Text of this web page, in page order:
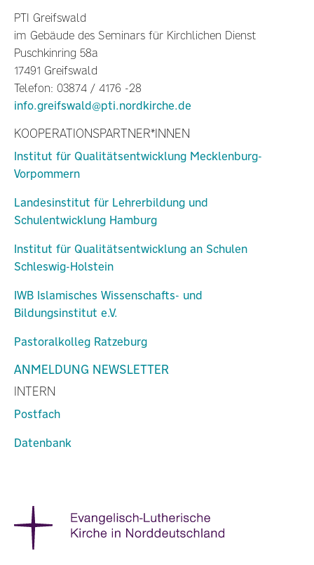
PTI Greifswald
im Gebäude des Seminars für Kirchlichen Dienst
Puschkinring 58a
17491 Greifswald
Telefon: 03874 / 4176 -28
info.greifswald@pti.nordkirche.de
KOOPERATIONSPARTNER*INNEN
Institut für Qualitätsentwicklung Mecklenburg-
Vorpommern
Landesinstitut für Lehrerbildung und
Schulentwicklung Hamburg
Institut für Qualitätsentwicklung an Schulen
Schleswig-Holstein
IWB Islamisches Wissenschafts- und
Bildungsinstitut e.V.
Pastoralkolleg Ratzeburg
ANMELDUNG NEWSLETTER
INTERN
Postfach
Datenbank